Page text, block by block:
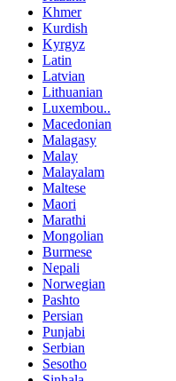
Khmer
Kurdish
Kyrgyz
Latin
Latvian
Lithuanian
Luxembou..
Macedonian
Malagasy
Malay
Malayalam
Maltese
Maori
Marathi
Mongolian
Burmese
Nepali
Norwegian
Pashto
Persian
Punjabi
Serbian
Sesotho